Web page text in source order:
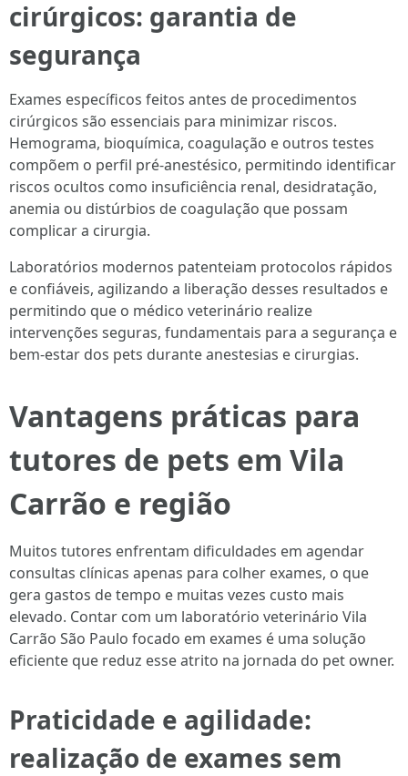
cirúrgicos: garantia de
segurança
Exames específicos feitos antes de procedimentos
cirúrgicos são essenciais para minimizar riscos.
Hemograma, bioquímica, coagulação e outros testes
compõem o perfil pré-anestésico, permitindo identificar
riscos ocultos como insuficiência renal, desidratação,
anemia ou distúrbios de coagulação que possam
complicar a cirurgia.
Laboratórios modernos patenteiam protocolos rápidos
e confiáveis, agilizando a liberação desses resultados e
permitindo que o médico veterinário realize
intervenções seguras, fundamentais para a segurança e
bem-estar dos pets durante anestesias e cirurgias.
Vantagens práticas para
tutores de pets em Vila
Carrão e região
Muitos tutores enfrentam dificuldades em agendar
consultas clínicas apenas para colher exames, o que
gera gastos de tempo e muitas vezes custo mais
elevado. Contar com um laboratório veterinário Vila
Carrão São Paulo focado em exames é uma solução
eficiente que reduz esse atrito na jornada do pet owner.
Praticidade e agilidade:
realização de exames sem